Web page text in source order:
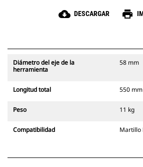
cloud_download DESCARGAR print
Diámetro del eje de la
herramienta
58 mm
Longitud total 550 mm
Peso 11 kg
Compatibilidad Martillo